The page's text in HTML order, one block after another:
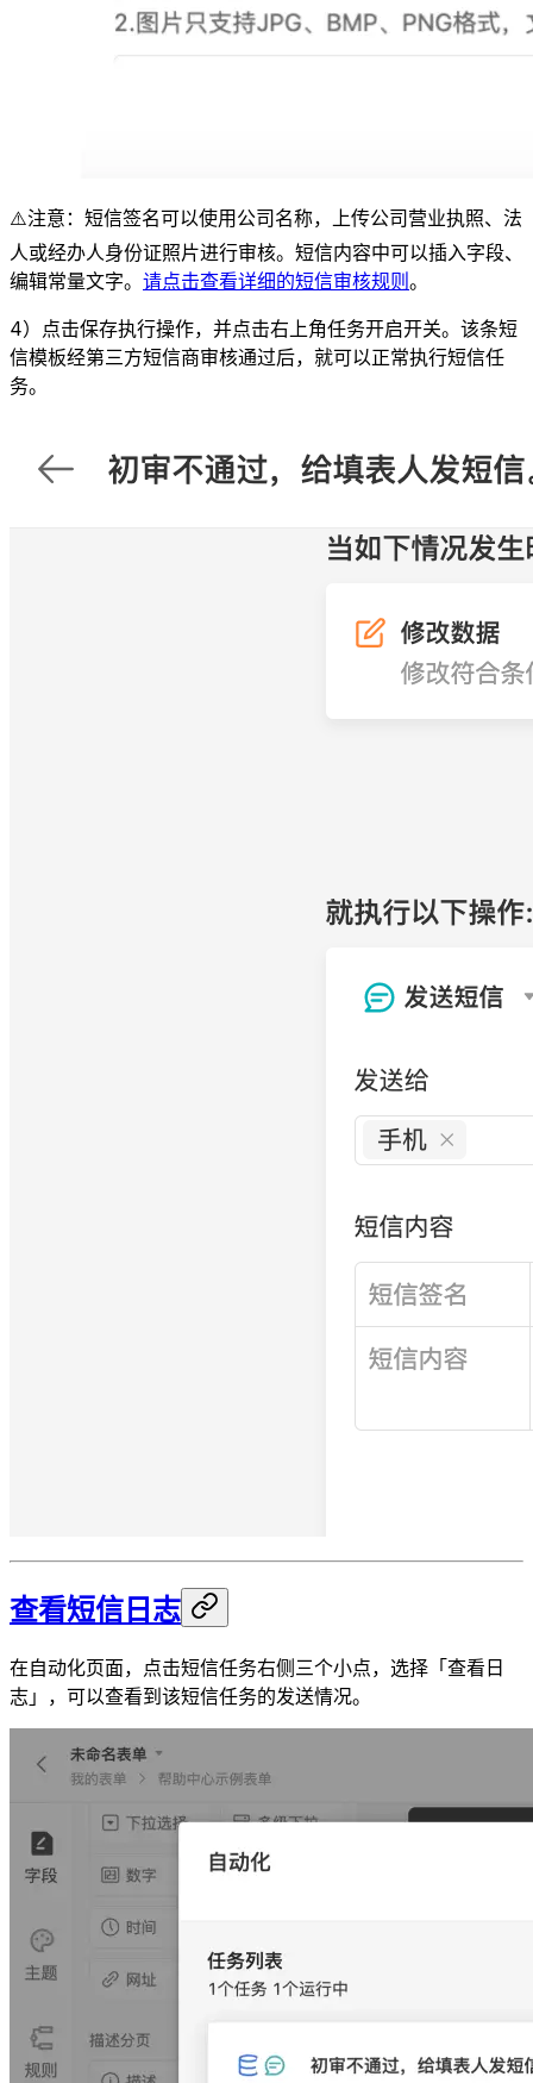
⚠️注意：短信签名可以使用公司名称，上传公司营业执照、法
人或经办人身份证照片进行审核。短信内容中可以插入字段、
编辑常量文字。 请点击查看详细的短信审核规则。
4）点击保存执行操作，并点击右上角任务开启开关。该条短
信模板经第三方短信商审核通过后，就可以正常执行短信任
务。
查看短信日志
在自动化页面，点击短信任务右侧三个小点，选择「查看日
志」，可以查看到该短信任务的发送情况。